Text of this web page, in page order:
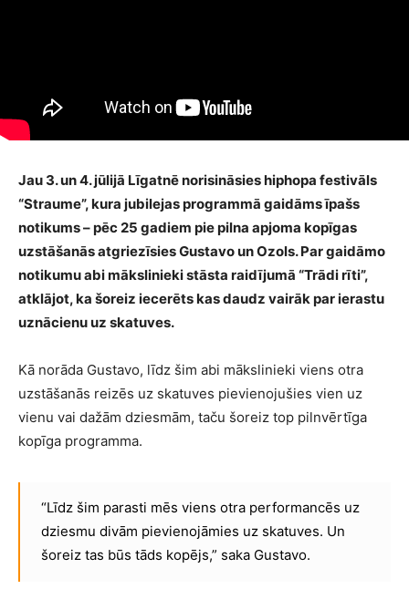
Jau 3. un 4. jūlijā Līgatnē norisināsies hiphopa festivāls
“Straume”, kura jubilejas programmā gaidāms īpašs
notikums – pēc 25 gadiem pie pilna apjoma kopīgas
uzstāšanās atgriezīsies Gustavo un Ozols. Par gaidāmo
notikumu abi mākslinieki stāsta raidījumā “Trādi rīti”,
atklājot, ka šoreiz iecerēts kas daudz vairāk par ierastu
uznācienu uz skatuves.
Kā norāda Gustavo, līdz šim abi mākslinieki viens otra
uzstāšanās reizēs uz skatuves pievienojušies vien uz
vienu vai dažām dziesmām, taču šoreiz top pilnvērtīga
kopīga programma.
“Līdz šim parasti mēs viens otra performancēs uz
dziesmu divām pievienojāmies uz skatuves. Un
šoreiz tas būs tāds kopējs,” saka Gustavo.